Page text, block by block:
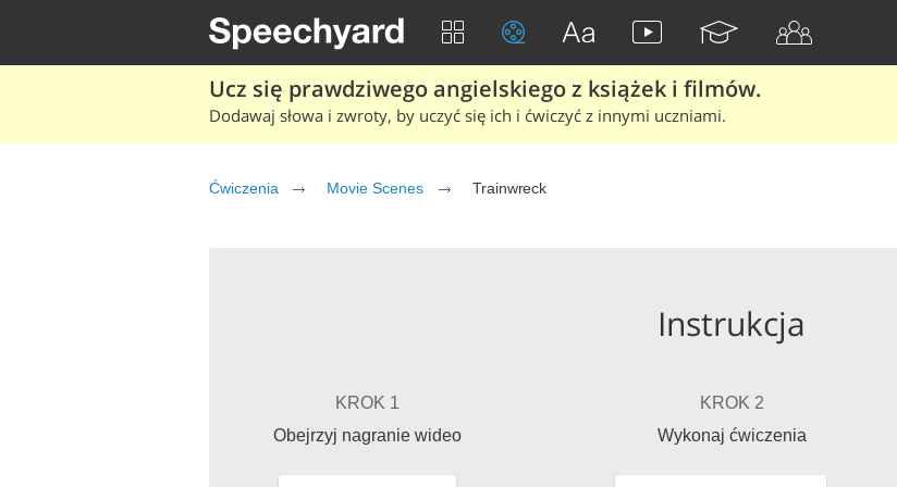
Ucz się prawdziwego angielskiego z książek i filmów.
Dodawaj słowa i zwroty, by uczyć się ich i ćwiczyć z innymi uczniami.
Ćwiczenia Movie Scenes Trainwreck
Instrukcja
KROK 1
Obejrzyj nagranie wideo
KROK 2
Wykonaj ćwiczenia